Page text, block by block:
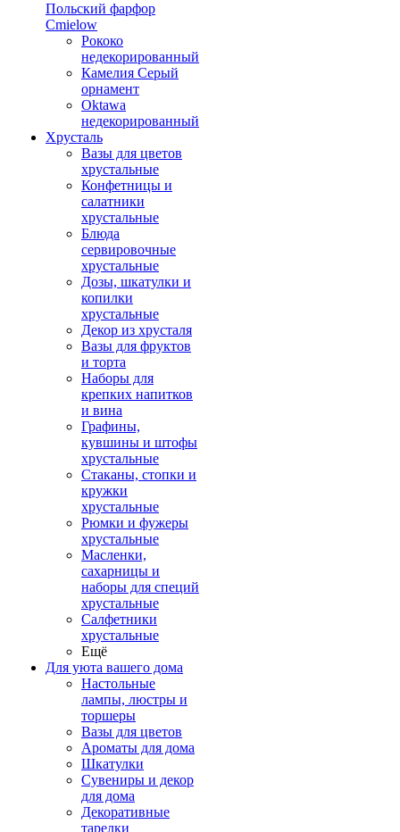
Польский фарфор
Сmielow
Рококо
недекорированный
Камелия Серый
орнамент
Oktawa
недекорированный
Хрусталь
Вазы для цветов
хрустальные
Конфетницы и
салатники
хрустальные
Блюда
сервировочные
хрустальные
Дозы, шкатулки и
копилки
хрустальные
Декор из хрусталя
Вазы для фруктов
и торта
Наборы для
крепких напитков
и вина
Графины,
кувшины и штофы
хрустальные
Стаканы, стопки и
кружки
хрустальные
Рюмки и фужеры
хрустальные
Масленки,
сахарницы и
наборы для специй
хрустальные
Салфетники
хрустальные
Ещё
Для уюта вашего дома
Настольные
лампы, люстры и
торшеры
Вазы для цветов
Ароматы для дома
Шкатулки
Сувениры и декор
для дома
Декоративные
тарелки